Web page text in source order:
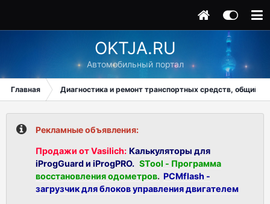
OKTJA.RU
Автомобильный портал
Главная Диагностика и ремонт транспортных средств, общий
Рекламные объявления:
Продажи от Vasilich: Калькуляторы для
iProgGuard и iProgPRO. STool - Программа
восстановления одометров. PCMflash -
загрузчик для блоков управления двигателем